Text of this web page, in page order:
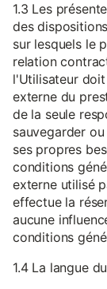
1.3 Les
des
sur lesquels le
relation
l'Utilisateur
externe du
de la seule
sauvegarder
ses propres
conditions
externe utilisé
effectue la
aucune
conditions
1.4 La langue